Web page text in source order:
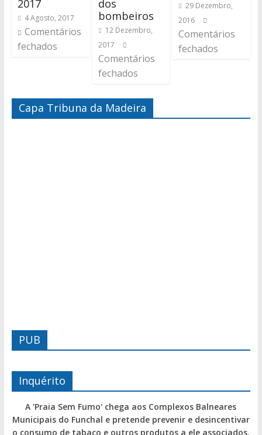
2017
4 Agosto, 2017
Comentários
fechados
dos
bombeiros
12 Dezembro,
2017
Comentários
fechados
29 Dezembro,
2016
Comentários
fechados
Capa Tribuna da Madeira
PUB
Inquérito
A 'Praia Sem Fumo' chega aos Complexos Balneares
Municipais do Funchal e pretende prevenir e desincentivar
o consumo de tabaco e outros produtos a ele associados.